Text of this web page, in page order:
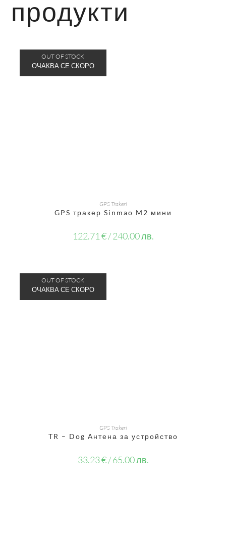
продукти
OUT OF STOCK
ОЩЕ
GPS Trakeri
GPS тракер Sinmao M2 мини
122.71 € / 240.00 лв.
OUT OF STOCK
ОЩЕ
GPS Trakeri
TR – Dog Антена за устройство
33.23€ / 65.00 лв.